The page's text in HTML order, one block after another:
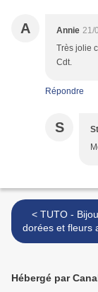
A Annie 21/
Très jolie
Cdt.
Répondre
S
< TUTO - Bijoux perles
dorées et fleurs
Hébergé par